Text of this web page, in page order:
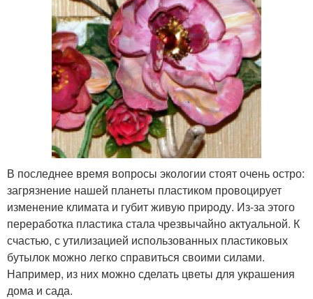
В последнее время вопросы экологии стоят очень остро:
загрязнение нашей планеты пластиком провоцирует
изменение климата и губит живую природу. Из-за этого
переработка пластика стала чрезвычайно актуальной. К
счастью, с утилизацией использованных пластиковых
бутылок можно легко справиться своими силами.
Например, из них можно сделать цветы для украшения
дома и сада.